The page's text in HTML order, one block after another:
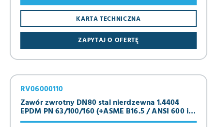
ZAPYTAJ O OFERTĘ
KARTA TECHNICZNA
Zawór zwrotny DN80 stal nierdzewna 1.4404
EPDM PN 63/100/160 (+ASME B16.5 / ANSI 600 i
900)
RV06000110